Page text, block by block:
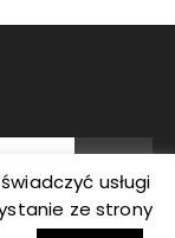
usługi
ze strony